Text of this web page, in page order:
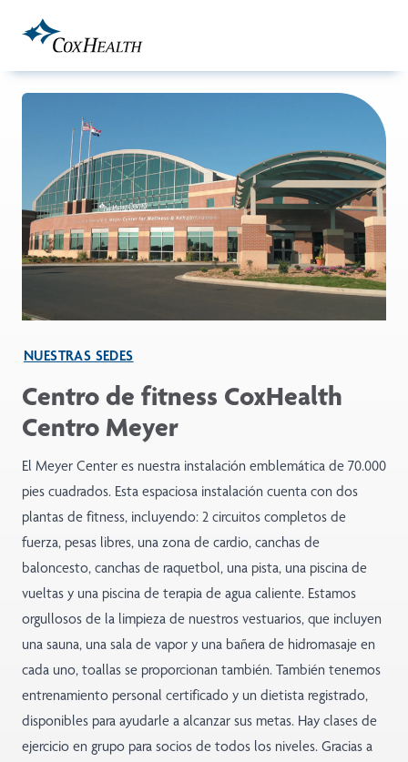
NUESTRAS SEDES
Centro de fitness CoxHealth
Centro Meyer
El Meyer Center es nuestra instalación emblemática de 70.000
pies cuadrados. Esta espaciosa instalación cuenta con dos
plantas de fitness, incluyendo: 2 circuitos completos de
fuerza, pesas libres, una zona de cardio, canchas de
baloncesto, canchas de raquetbol, una pista, una piscina de
vueltas y una piscina de terapia de agua caliente. Estamos
orgullosos de la limpieza de nuestros vestuarios, que incluyen
una sauna, una sala de vapor y una bañera de hidromasaje en
cada uno, toallas se proporcionan también. También tenemos
entrenamiento personal certificado y un dietista registrado,
disponibles para ayudarle a alcanzar sus metas. Hay clases de
ejercicio en grupo para socios de todos los niveles. Gracias a